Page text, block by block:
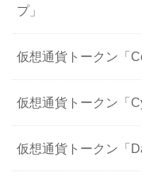
プ」
仮想通貨トークン「
仮想通貨トークン「
仮想通貨トークン「